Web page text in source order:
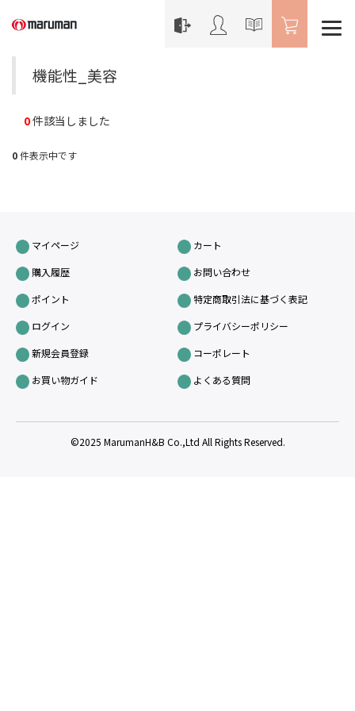
機能性_美容
0件該当しました
0件表示中です
マイページ
購入履歴
ポイント
ログイン
新規会員登録
お買い物ガイド
カート
お問い合わせ
特定商取引法に基づく表記
プライバシーポリシー
コーポレート
よくある質問
©2025 MarumanH&B Co.,Ltd All Rights Reserved.